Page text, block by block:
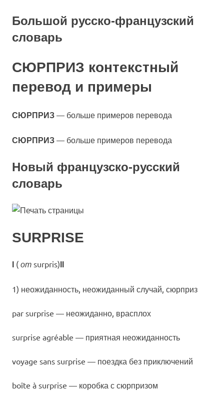
Большой русско-французский
словарь
СЮРПРИЗ контекстный
перевод и примеры
СЮРПРИЗ — больше примеров перевода
СЮРПРИЗ — больше примеров перевода
Новый французско-русский
словарь
SURPRISE
( от surpris)
1) неожиданность, неожиданный случай, сюрприз
par surprise — неожиданно, врасплох
surprise agréable — приятная неожиданность
voyage sans surprise — поездка без приключений
boîte à surprise — коробка с сюрпризом